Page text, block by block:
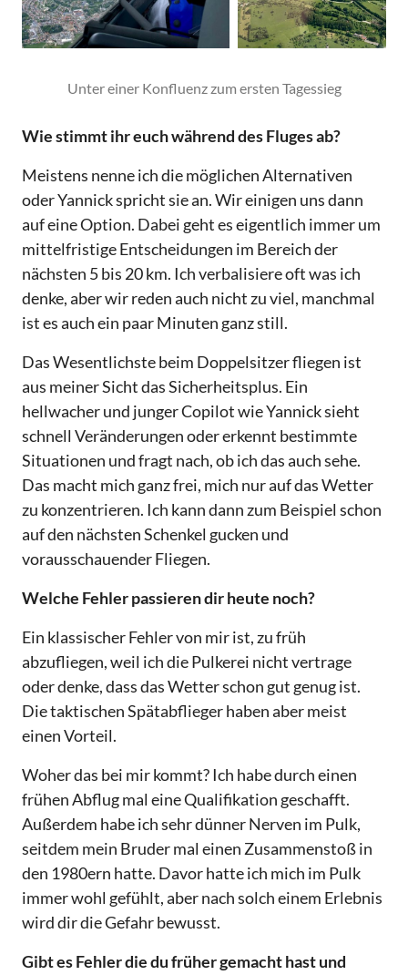
Unter einer Konfluenz zum ersten Tagessieg
Wie stimmt ihr euch während des Fluges ab?
Meistens nenne ich die möglichen Alternativen
oder Yannick spricht sie an. Wir einigen uns dann
auf eine Option. Dabei geht es eigentlich immer um
mittelfristige Entscheidungen im Bereich der
nächsten 5 bis 20 km. Ich verbalisiere oft was ich
denke, aber wir reden auch nicht zu viel, manchmal
ist es auch ein paar Minuten ganz still.
Das Wesentlichste beim Doppelsitzer fliegen ist
aus meiner Sicht das Sicherheitsplus. Ein
hellwacher und junger Copilot wie Yannick sieht
schnell Veränderungen oder erkennt bestimmte
Situationen und fragt nach, ob ich das auch sehe.
Das macht mich ganz frei, mich nur auf das Wetter
zu konzentrieren. Ich kann dann zum Beispiel schon
auf den nächsten Schenkel gucken und
vorausschauender Fliegen.
Welche Fehler passieren dir heute noch?
Ein klassischer Fehler von mir ist, zu früh
abzufliegen, weil ich die Pulkerei nicht vertrage
oder denke, dass das Wetter schon gut genug ist.
Die taktischen Spätabflieger haben aber meist
einen Vorteil.
Woher das bei mir kommt? Ich habe durch einen
frühen Abflug mal eine Qualifikation geschafft.
Außerdem habe ich sehr dünner Nerven im Pulk,
seitdem mein Bruder mal einen Zusammenstoß in
den 1980ern hatte. Davor hatte ich mich im Pulk
immer wohl gefühlt, aber nach solch einem Erlebnis
wird dir die Gefahr bewusst.
Gibt es Fehler die du früher gemacht hast und